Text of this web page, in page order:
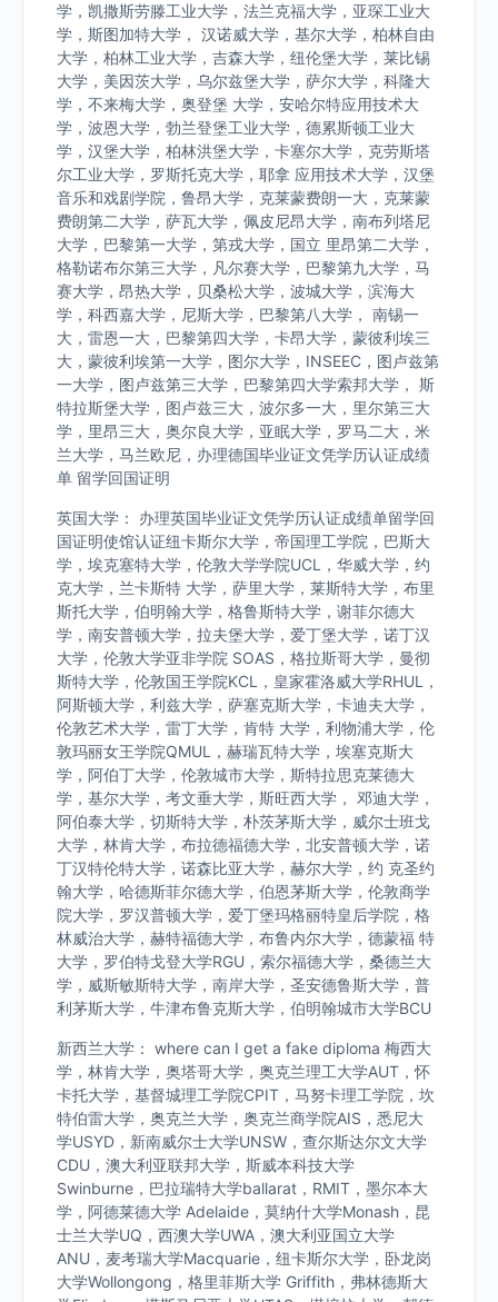
学，凯撒斯劳滕工业大学，法兰克福大学，亚琛工业大
学，斯图加特大学， 汉诺威大学，基尔大学，柏林自由
大学，柏林工业大学，吉森大学，纽伦堡大学，莱比锡
大学，美因茨大学，乌尔兹堡大学，萨尔大学，科隆大
学，不来梅大学，奥登堡 大学，安哈尔特应用技术大
学，波恩大学，勃兰登堡工业大学，德累斯顿工业大
学，汉堡大学，柏林洪堡大学，卡塞尔大学，克劳斯塔
尔工业大学，罗斯托克大学，耶拿 应用技术大学，汉堡
音乐和戏剧学院，鲁昂大学，克莱蒙费朗一大，克莱蒙
费朗第二大学，萨瓦大学，佩皮尼昂大学，南布列塔尼
大学，巴黎第一大学，第戎大学，国立 里昂第二大学，
格勒诺布尔第三大学，凡尔赛大学，巴黎第九大学，马
赛大学，昂热大学，贝桑松大学，波城大学，滨海大
学，科西嘉大学，尼斯大学，巴黎第八大学， 南锡一
大，雷恩一大，巴黎第四大学，卡昂大学，蒙彼利埃三
大，蒙彼利埃第一大学，图尔大学，INSEEC，图卢兹第
一大学，图卢兹第三大学，巴黎第四大学索邦大学， 斯
特拉斯堡大学，图卢兹三大，波尔多一大，里尔第三大
学，里昂三大，奥尔良大学，亚眠大学，罗马二大，米
兰大学，马兰欧尼，办理德国毕业证文凭学历认证成绩
单 留学回国证明
英国大学： 办理英国毕业证文凭学历认证成绩单留学回
国证明使馆认证纽卡斯尔大学，帝国理工学院，巴斯大
学，埃克塞特大学，伦敦大学学院UCL，华威大学，约
克大学，兰卡斯特 大学，萨里大学，莱斯特大学，布里
斯托大学，伯明翰大学，格鲁斯特大学，谢菲尔德大
学，南安普顿大学，拉夫堡大学，爱丁堡大学，诺丁汉
大学，伦敦大学亚非学院 SOAS，格拉斯哥大学，曼彻
斯特大学，伦敦国王学院KCL，皇家霍洛威大学RHUL，
阿斯顿大学，利兹大学，萨塞克斯大学，卡迪夫大学，
伦敦艺术大学，雷丁大学，肯特 大学，利物浦大学，伦
敦玛丽女王学院QMUL，赫瑞瓦特大学，埃塞克斯大
学，阿伯丁大学，伦敦城市大学，斯特拉思克莱德大
学，基尔大学，考文垂大学，斯旺西大学， 邓迪大学，
阿伯泰大学，切斯特大学，朴茨茅斯大学，威尔士班戈
大学，林肯大学，布拉德福德大学，北安普顿大学，诺
丁汉特伦特大学，诺森比亚大学，赫尔大学，约 克圣约
翰大学，哈德斯菲尔德大学，伯恩茅斯大学，伦敦商学
院大学，罗汉普顿大学，爱丁堡玛格丽特皇后学院，格
林威治大学，赫特福德大学，布鲁内尔大学，德蒙福 特
大学，罗伯特戈登大学RGU，索尔福德大学，桑德兰大
学，威斯敏斯特大学，南岸大学，圣安德鲁斯大学，普
利茅斯大学，牛津布鲁克斯大学，伯明翰城市大学BCU
新西兰大学： where can I get a fake diploma 梅西大
学，林肯大学，奥塔哥大学，奥克兰理工大学AUT，怀
卡托大学，基督城理工学院CPIT，马努卡理工学院，坎
特伯雷大学，奥克兰大学，奥克兰商学院AIS，悉尼大
学USYD，新南威尔士大学UNSW，查尔斯达尔文大学
CDU，澳大利亚联邦大学，斯威本科技大学
Swinburne，巴拉瑞特大学ballarat，RMIT，墨尔本大
学，阿德莱德大学 Adelaide，莫纳什大学Monash，昆
士兰大学UQ，西澳大学UWA，澳大利亚国立大学
ANU，麦考瑞大学Macquarie，纽卡斯尔大学，卧龙岗
大学Wollongong，格里菲斯大学 Griffith，弗林德斯大